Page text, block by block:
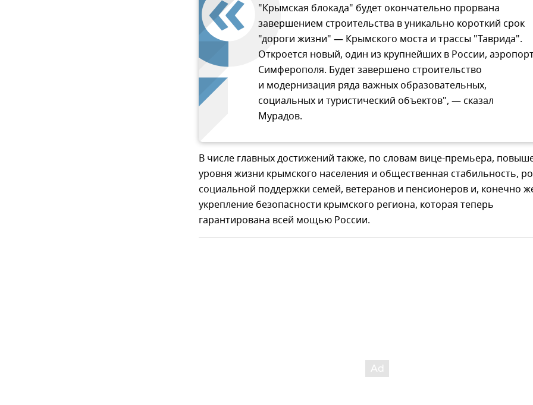
"Крымская блокада" будет окончательно прорвана
завершением строительства в уникально короткий срок
"дороги жизни" — Крымского моста и трассы "Таврида".
Откроется новый, один из крупнейших в России,
Симферополя. Будет завершено строительство
и модернизация ряда важных образовательных,
социальных и туристический объектов", — сказал
Мурадов.
В числе главных достижений также, по словам вице-премьера,
уровня жизни крымского населения и общественная стабильность,
социальной поддержки семей, ветеранов и пенсионеров и, конечно
укрепление безопасности крымского региона, которая теперь
гарантирована всей мощью России.